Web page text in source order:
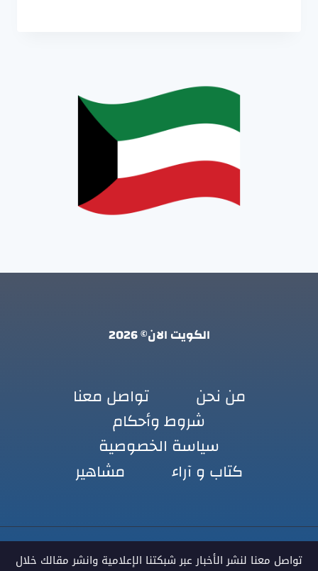
الكويت الان© 2026
من نحن
تواصل معنا
شروط وأحكام
سياسة الخصوصية
كتاب و آراء
مشاهير
تواصل معنا لنشر الأخبار عبر شبكتنا الإعلامية وانشر مقالك خلال